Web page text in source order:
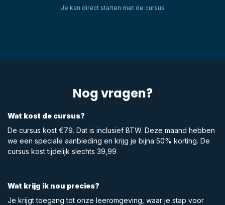
Je kan direct starten met de cursus
Nog vragen?
Wat kost de cursus?
De cursus kost €79. Dat is inclusief BTW. Deze maand hebben
we een speciale aanbieding en krijg je bijna 50% korting. De
cursus kost tijdelijk slechts 39,99
Wat krijg ik nou precies?
Je krijgt toegang tot onze leeromgeving, waar je stap voor